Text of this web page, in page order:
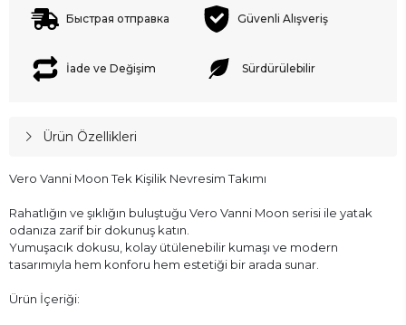
Быстрая отправка Güvenli Alışveriş
İade ve Değişim Sürdürülebilir
Ürün Özellikleri
Vero Vanni Moon Tek Kişilik Nevresim Takımı
Rahatlığın ve şıklığın buluştuğu Vero Vanni Moon serisi ile yatak
odanıza zarif bir dokunuş katın.
Yumuşacık dokusu, kolay ütülenebilir kumaşı ve modern
tasarımıyla hem konforu hem estetiği bir arada sunar.
Ürün İçeriği: